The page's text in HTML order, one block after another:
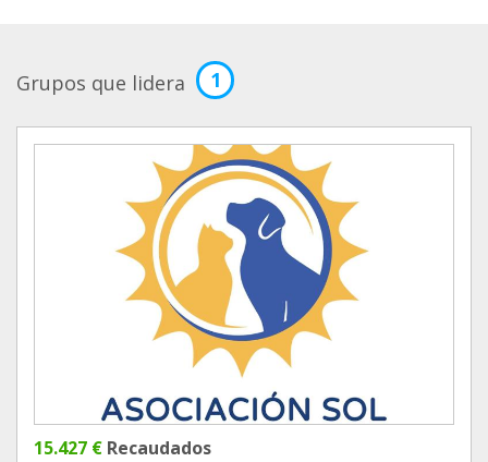
Grupos que lidera 1
15.427 € Recaudados